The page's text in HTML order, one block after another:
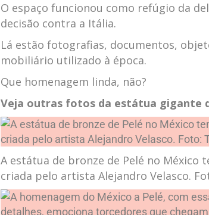
O espaço funcionou como refúgio da
decisão contra a Itália.
Lá estão fotografias, documentos,
mobiliário utilizado à época.
Que homenagem linda, não?
Veja outras fotos da estátua gigante
A estátua de bronze de Pelé no México
criada pelo artista Alejandro Velasco.